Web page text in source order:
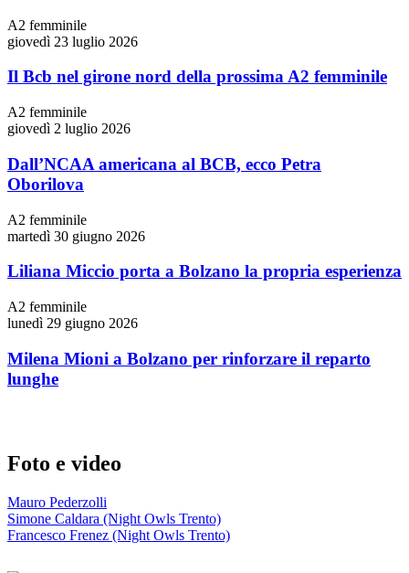
A2 femminile
giovedì 23 luglio 2026
Il Bcb nel girone nord della prossima A2 femminile
A2 femminile
giovedì 2 luglio 2026
Dall’NCAA americana al BCB, ecco Petra
Oborilova
A2 femminile
martedì 30 giugno 2026
Liliana Miccio porta a Bolzano la propria esperienza
A2 femminile
lunedì 29 giugno 2026
Milena Mioni a Bolzano per rinforzare il reparto
lunghe
Foto e video
Mauro Pederzolli
Simone Caldara (Night Owls Trento)
Francesco Frenez (Night Owls Trento)